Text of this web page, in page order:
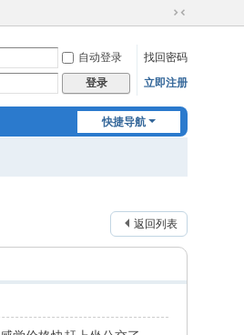
切
到
窄
自动登录
找回密码
登录 立即注册
快捷导航
返回列表